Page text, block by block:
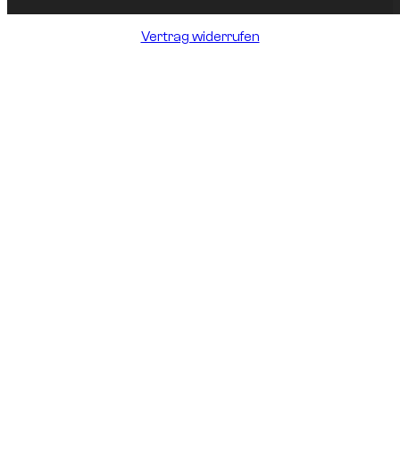
Vertrag widerrufen